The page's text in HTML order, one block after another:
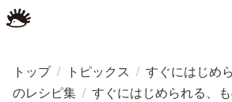
トップ / トピックス / すぐにはじめ
のレシピ集 / すぐにはじめられる、